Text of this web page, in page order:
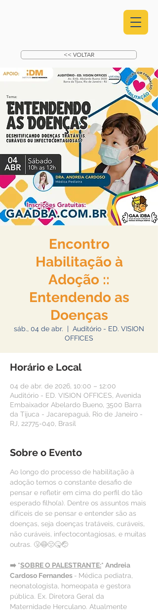
<< VOLTAR
Encontro
Habilitação à
Adoção ::
Entendendo as
Doenças
sáb., 04 de abr.
  |
Auditório - ED. VISION
OFFICES
Horário e Local
04 de abr. de 2026, 10:00 – 12:00
Auditório - ED. VISION OFFICES, Avenida
Embaixador Abelardo Bueno, 3500 Barra
da Tijuca - Jacarepaguá, Rio de Janeiro -
RJ, 22775-040, Brasil
Sobre o Evento
Ao longo do processo de habilitação à
adoção temos o constante desafio de
pensar e refletir em cima do perfil do tão
esperado filho(a). Dentre os assuntos mais
difíceis de se pensar e entender são as
doenças, seja doenças tratáveis, curáveis,
não curáveis, infectocontagiosas, e muitas
outras. 🤧😷🤢🤒🤕
➡️ *SOBRE O PALESTRANTE:* Andreia
Cardoso Fernandes - Médica pediatra,
neonatologista, homeopata e gestora
pública. Ex. Diretora Geral da
Maternidade Herculano. Atualmente